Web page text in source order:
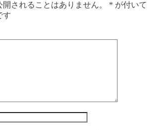
されることはありません。 * が付いて
す